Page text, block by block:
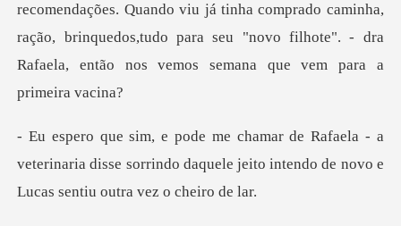
recomendações. Quando viu já tinha comprado caminha,
ração, brinquedos,tudo p
a
veterinaria disse sorrindo daquele jeito intend